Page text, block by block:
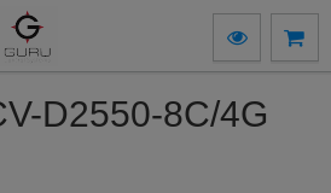
D2550-8C/4G